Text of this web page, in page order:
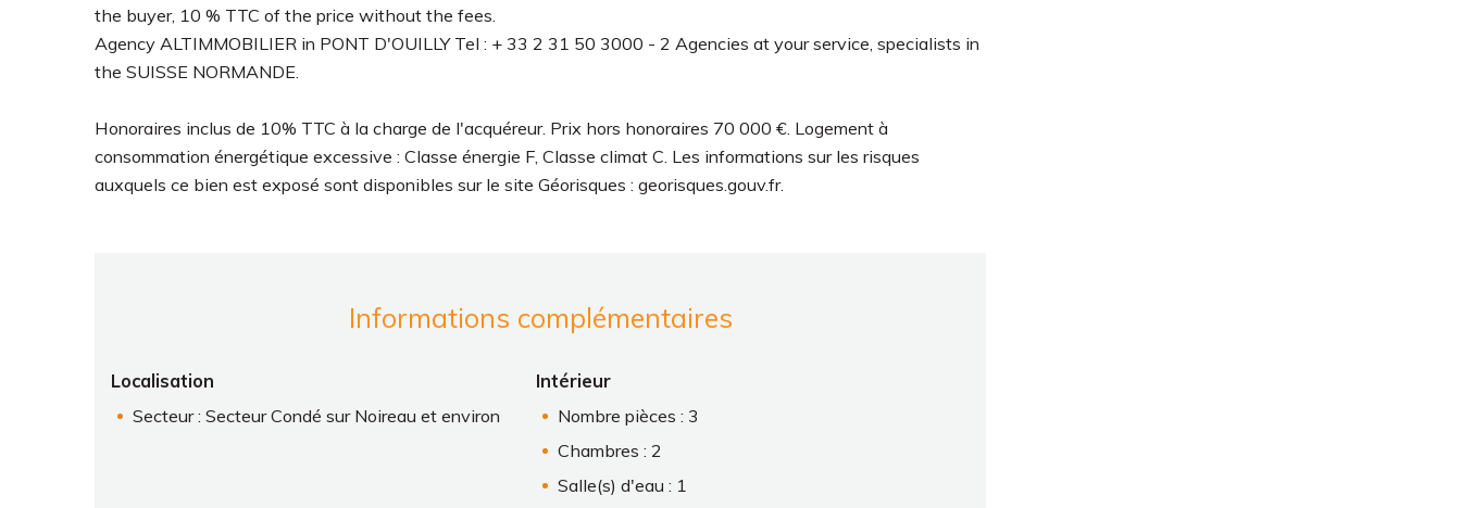
the buyer, 10 % TTC of the price without the fees.
Agency ALTIMMOBILIER in PONT D'OUILLY Tel : + 33 2 31 50 3000 - 2 Agencies at your service, specialists in
the SUISSE NORMANDE.
Honoraires inclus de 10% TTC à la charge de l'acquéreur. Prix hors honoraires 70 000 €. Logement à
consommation énergétique excessive : Classe énergie F, Classe climat C. Les informations sur les risques
auxquels ce bien est exposé sont disponibles sur le site Géorisques : georisques.gouv.fr.
Informations complémentaires
Localisation
Secteur : Secteur Condé sur Noireau et environ
Intérieur
Nombre pièces : 3
Chambres : 2
Salle(s) d'eau : 1